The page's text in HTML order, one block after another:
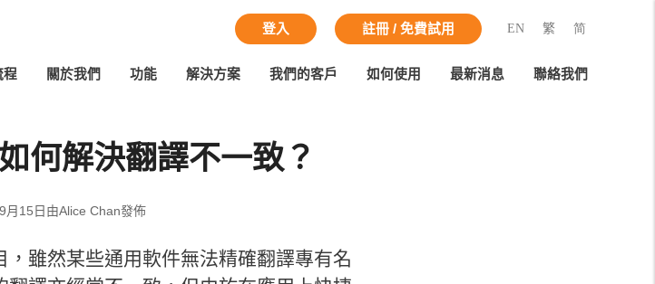
登入 註冊 / 免費試用 EN 繁 简
程 關於我們 功能 解決方案 我們的客戶 如何使用 最新消息 聯絡我們
何解決翻譯不一致？
月15日由Alice Chan發佈
雖然某些通用軟件無法精確翻譯專有名